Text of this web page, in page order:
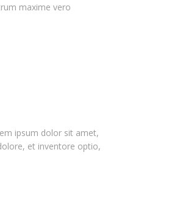
maxime vero
ipsum dolor sit amet,
et inventore optio,